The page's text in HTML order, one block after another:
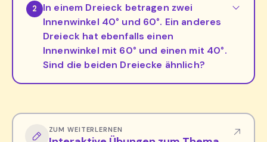
2
In einem Dreieck betragen zwei
Innenwinkel 40° und 60°. Ein anderes
Dreieck hat ebenfalls einen
Innenwinkel mit 60° und einen mit 40°.
Sind die beiden Dreiecke ähnlich?
ZUM WEITERLERNEN